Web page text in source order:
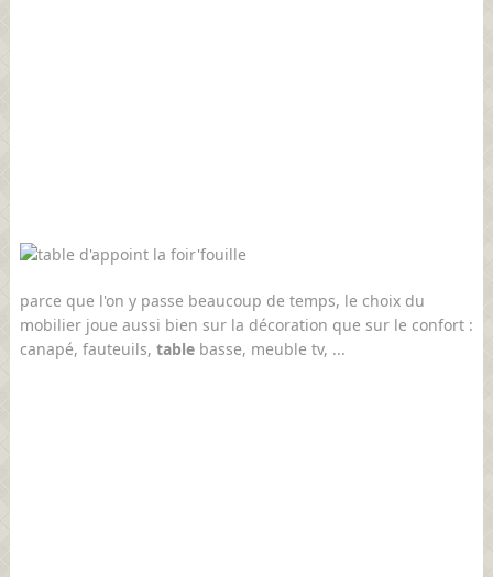
parce que l'on y passe beaucoup de temps, le choix du
mobilier joue aussi bien sur la décoration que sur le confort :
canapé, fauteuils, tablebasse, meuble tv, ...